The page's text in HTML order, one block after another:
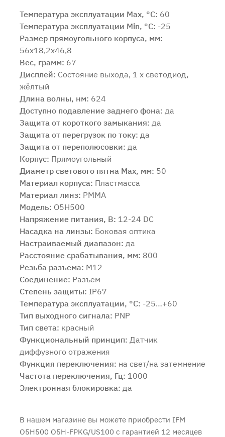
Температура эксплуатации Max, °C: 60
Температура эксплуатации Min, °C: -25
Размер прямоугольного корпуса, мм:
56x18,2x46,8
Вес, грамм: 67
Дисплей: Состояние выхода, 1 x светодиод,
жёлтый
Длина волны, нм: 624
Доступно подавление заднего фона: да
Защита от короткого замыкания: да
Защита от перегрузок по току: да
Защита от переполюсовки: да
Корпус: Прямоугольный
Диаметр светового пятна Max, мм: 50
Материал корпуса: Пластмасса
Материал линз: PMMA
Модель: O5H500
Напряжение питания, В: 12-24 DC
Насадка на линзы: Боковая оптика
Настраиваемый диапазон: да
Расстояние срабатывания, мм: 800
Резьба разъема: M12
Соединение: Разъем
Степень защиты: IP67
Температура эксплуатации, °C: -25…+60
Тип выходного сигнала: PNP
Тип света: красный
Функциональный принцип: Датчик
диффузного отражения
Функция переключения: на свет/на затемнение
Частота переключения, Гц: 1000
Электронная блокировка: да
В нашем магазине вы можете приобрести IFM
O5H500 O5H-FPKG/US100 с гарантией 12 месяцев
Продолжить покупки Оформить заказ